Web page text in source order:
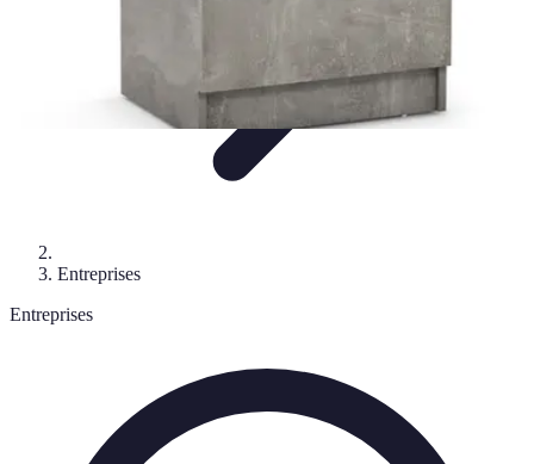
Entreprises
Entreprises